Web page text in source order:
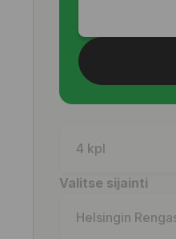
4 kpl
Valitse sijainti
Helsingin